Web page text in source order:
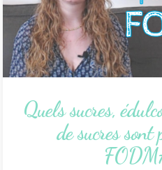
Quels sucres,
de sucres sont